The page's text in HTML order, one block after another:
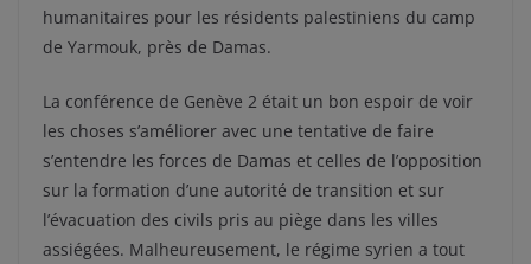
humanitaires pour les résidents palestiniens du camp
de Yarmouk, près de Damas.
La conférence de Genève 2 était un bon espoir de voir
les choses s’améliorer avec une tentative de faire
s’entendre les forces de Damas et celles de l’opposition
sur la formation d’une autorité de transition et sur
l’évacuation des civils pris au piège dans les villes
assiégées. Malheureusement, le régime syrien a tout